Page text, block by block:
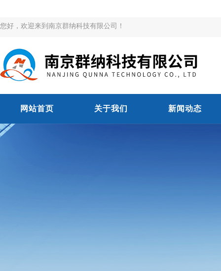
您好，欢迎来到南京群纳科技有限公司！
网站首页 关于我们 新闻动态